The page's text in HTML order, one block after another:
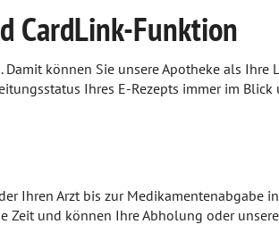
CardLink-Funktion
Damit können Sie unsere Apotheke als
Ihres E-Rezepts immer im
Ihren Arzt bis zur Medikamentenabgabe
Zeit und können Ihre Abholung oder